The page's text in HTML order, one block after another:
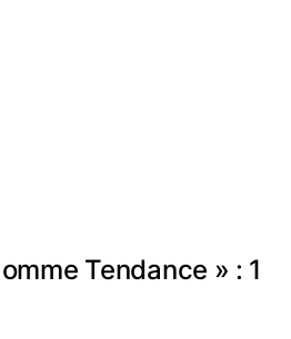
Tendance » : 1